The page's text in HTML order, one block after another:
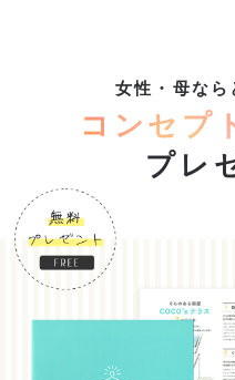
女性・母なら
コンセプ
プレ